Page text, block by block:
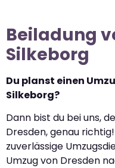
Beiladung
Silkeborg
Du planst einen
Silkeborg?
Dann bist du bei uns,
Dresden, genau
zuverlässige
Umzug von Dresden